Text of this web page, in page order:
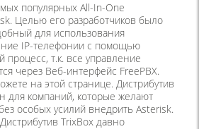
популярных All-In-One
Целью его разработчиков было
для использования
IP-телефонии с помощью
т.к. все управление
через Веб-интерфейс FreePBX.
на этой странице. Дистрибутив
для компаний, которые желают
особых усилий внедрить Asterisk.
Дистрибутив TrixBox давно